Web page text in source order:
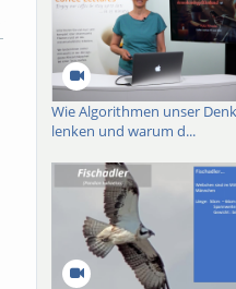
Wie Algorithmen unser
lenken und warum d...